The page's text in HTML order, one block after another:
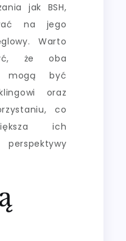
jak BSH,
na jego
Warto
że oba
mogą być
oraz
co
ich